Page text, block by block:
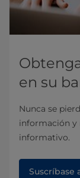
en su
Nunca se
información y
informativo.
Suscríbase